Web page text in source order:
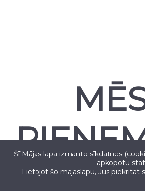
Šī Mājas lapa izmanto sīkdatnes
apkopotu
Lietojot šo mājaslapu, Jūs piekrītat